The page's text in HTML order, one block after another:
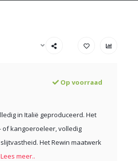
Op voorraad
in Italië geproduceerd. Het
kangoeroeleer, volledig
Het Rewin maatwerk
Lees meer..